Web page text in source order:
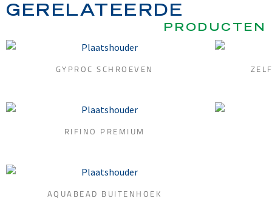
GERELATEERDE
PRODUCTEN
GYPROC SCHROEVEN
RIFINO PREMIUM
AQUABEAD BUITENHOEK